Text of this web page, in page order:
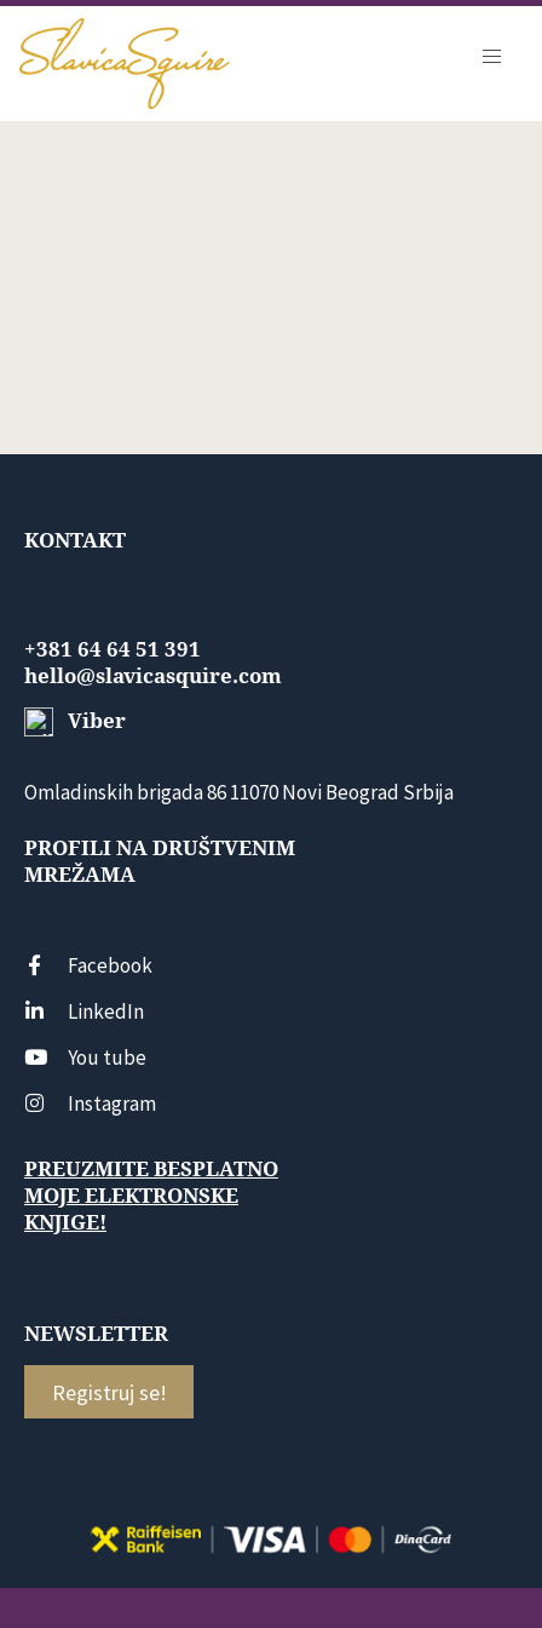
KONTAKT
+381 64 64 51 391
hello@slavicasquire.com
Viber
Omladinskih brigada 86 11070 Novi Beograd Srbija
PROFILI NA DRUŠTVENIM
MREŽAMA
Facebook
LinkedIn
You tube
Instagram
PREUZMITE BESPLATNO
MOJE ELEKTRONSKE
KNJIGE!
NEWSLETTER
Registruj se!